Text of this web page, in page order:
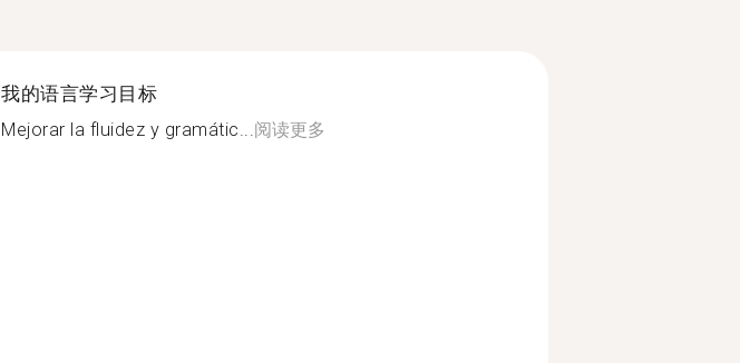
我的语言学习目标
Mejorar la fluidez y gramátic... 阅读更多